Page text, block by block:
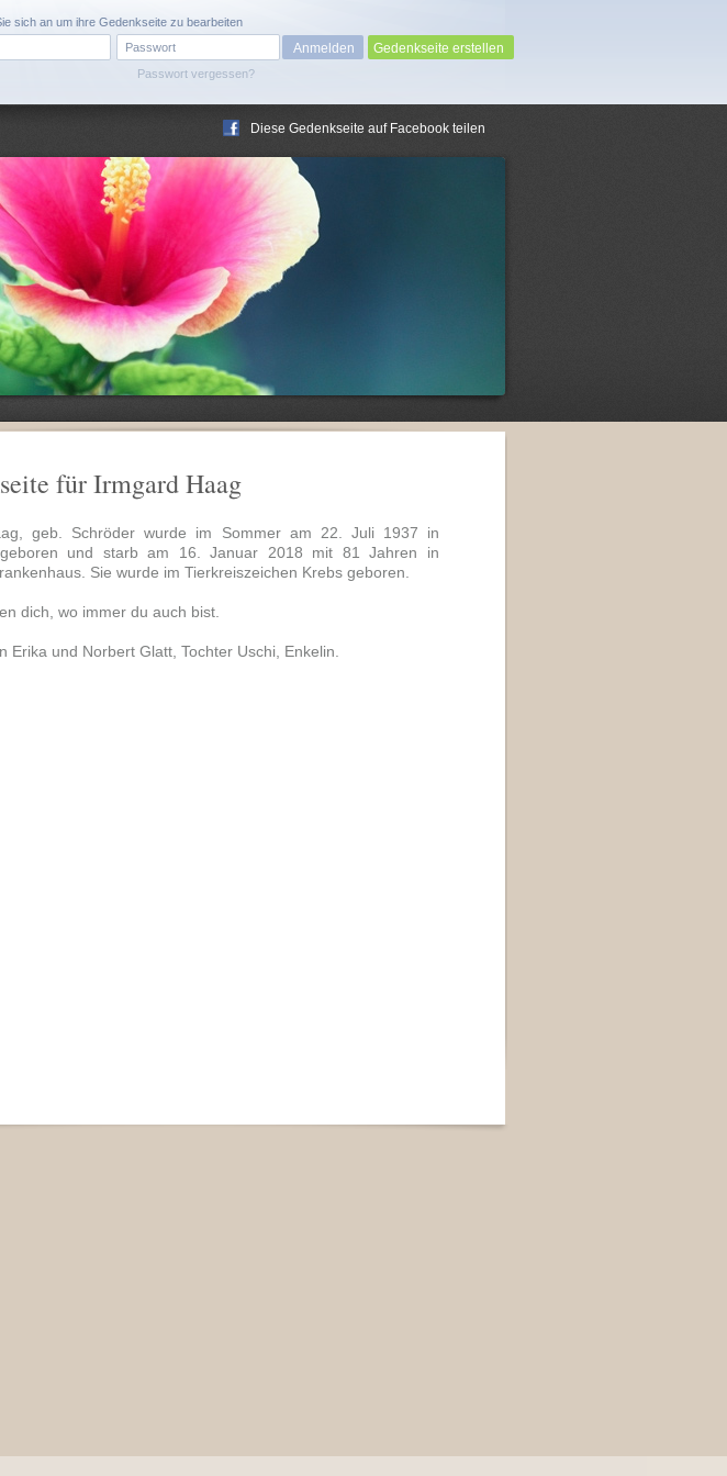
Passwort vergessen?
sich an um ihre Gedenkseite zu bearbeiten
Gedenkseite erstellen
Diese Gedenkseite auf Facebook teilen
für Irmgard Haag
geb. Schröder wurde im Sommer am 22. Juli 1937 in
geboren und starb am 16. Januar 2018 mit 81 Jahren in
Sie wurde im Tierkreiszeichen Krebs geboren.
dich, wo immer du auch bist.
Erika und Norbert Glatt, Tochter Uschi, Enkelin.